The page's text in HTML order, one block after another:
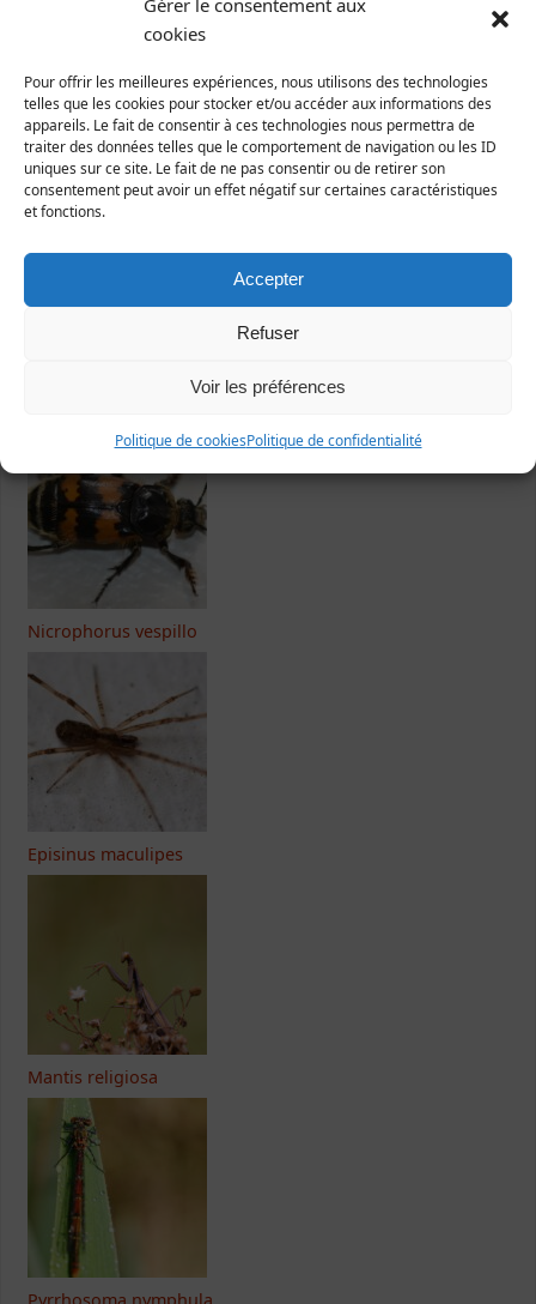
cookies
Pour offrir les meilleures expériences, nous utilisons des technologies
telles que les cookies pour stocker et/ou accéder aux informations des
appareils. Le fait de consentir à ces technologies nous permettra de
traiter des données telles que le comportement de navigation ou les ID
uniques sur ce site. Le fait de ne pas consentir ou de retirer son
consentement peut avoir un effet négatif sur certaines caractéristiques
et fonctions.
Accepter
Refuser
Voir les préférences
Politique de cookiesPolitique de confidentialité
Recherche par la classification
Dernières fiches publiées
Nicrophorus vespillo
Episinus maculipes
Mantis religiosa